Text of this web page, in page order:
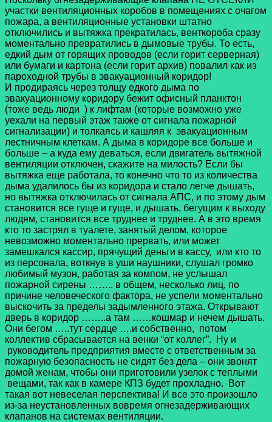
участки вентиляционных коробов в помещениях с очагом
пожара, а вентиляционные установки штатно
отключились и вытяжка прекратилась, венткороба сразу
моментально превратились в дымовые трубы. То есть,
едкий дым от горящих проводов (если горит серверная)
или бумаги и картона (если горит архив) повалил как из
пароходной трубы в эвакуационный коридор!
И продираясь через толщу едкого дыма по
эвакуационному коридору бежит офисный планктон
(тоже ведь люди ) к лифтам (которые возможно уже
уехали на первый этаж также от сигнала пожарной
сигнализации) и толкаясь и кашляя к эвакуационным
лестничным клеткам. А дыма в коридоре все больше и
больше – а куда ему деваться, если двигатель вытяжной
вентиляции отключен, скажите на милость? Если бы
вытяжка еще работала, то конечно что то из количества
дыма удалилось бы из коридора и стало легче дышать,
но вытяжка отключилась от сигнала АПС, и по этому дым
становится все гуще и гуще, и дышать, бегущим к выходу
людям, становится все труднее и труднее. А в это время
кто то застрял в туалете, занятый делом, которое
невозможно моментально прервать, или может
замешкался кассир, прячущий деньги в кассу, или кто то
из персонала, воткнув в уши наушники, слушал громко
любимый музон, работая за компом, не услышал
пожарной сирены …….. в общем, несколько лиц, по
причине человеческого фактора, не успели моментально
выскочить за пределы задымленного этажа. Открывают
дверь в коридор ……..а там ……кошмар и нечем дышать.
Они бегом …..тут сердце ….и собственно, потом
коллектив сбрасывается на венки “от коллег”. Ну и
руководитель предприятия вместе с ответственным за
пожарную безопасность не сидят без дела – они звонят
домой женам, чтобы они приготовили узелок с теплыми
вещами, так как в камере КПЗ будет прохладно. Вот
такая вот невеселая перспектива! И все это произошло
из-за неустановленных вовремя огнезадерживающих
клапанов на системах вентиляции.